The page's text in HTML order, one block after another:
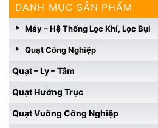
DANH MỤC SẢN PHẨM
Máy – Hệ Thống Lọc Khí, Lọc Bụi
Quạt Công Nghiệp
Quạt – Ly – Tâm
Quạt Hướng Trục
Quạt Vuông Công Nghiệp